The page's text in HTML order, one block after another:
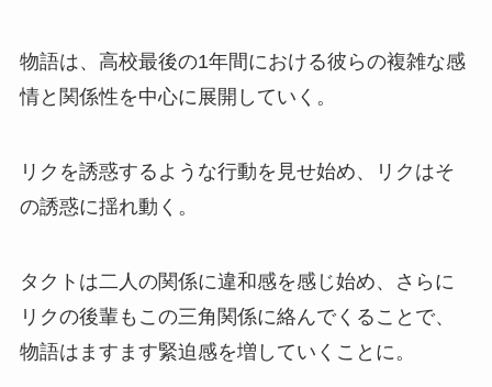
物語は、高校最後の1年間における彼らの複雑な感
情と関係性を中心に展開していく。
リクを誘惑するような行動を見せ始め、リクはそ
の誘惑に揺れ動く。
タクトは二人の関係に違和感を感じ始め、さらに
リクの後輩もこの三角関係に絡んでくることで、
物語はますます緊迫感を増していくことに。